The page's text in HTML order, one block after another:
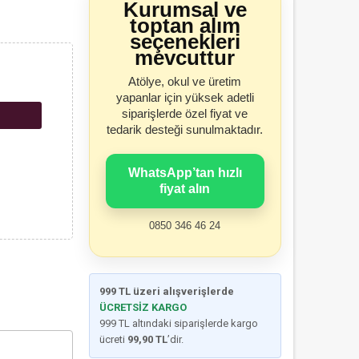
Kurumsal ve
toptan alım
seçenekleri
mevcuttur
Atölye, okul ve üretim
yapanlar için yüksek adetli
siparişlerde özel fiyat ve
tedarik desteği sunulmaktadır.
WhatsApp’tan hızlı
fiyat alın
0850 346 46 24
999 TL üzeri alışverişlerde
ÜCRETSİZ KARGO
999 TL altındaki siparişlerde kargo
ücreti 99,90 TL’dir.